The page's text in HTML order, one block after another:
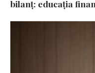
bilanț: educația